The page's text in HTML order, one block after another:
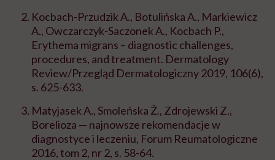
Kocbach-Przudzik A., Botulińska A., Markiewicz
A., Owczarczyk-Saczonek A., Kocbach P.,
Erythema migrans – diagnostic challenges,
procedures, and treatment. Dermatology
Review/Przegląd Dermatologiczny 2019, 106(6),
s. 625-633.
Matyjasek A., Smoleńska Ż., Zdrojewski Z.,
Borelioza — najnowsze rekomendacje w
diagnostyce i leczeniu, Forum Reumatologiczne
2016, tom 2, nr 2, s. 58-64.